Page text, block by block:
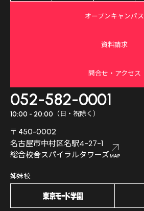
オープンキャンパス
資料請求
問合せ・アクセス
052-582-0001
10:00 - 20:00 （日・祝除く）
〒450-0002
名古屋市中村区名駅4-27-1
総合校舎スパイラルタワーズ
姉妹校